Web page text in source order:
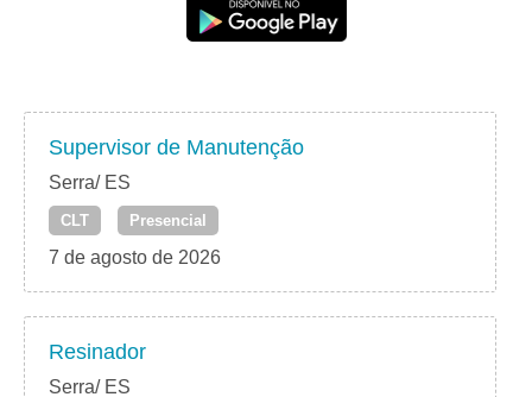
Supervisor de Manutenção
Serra/ ES
CLT Presencial
7 de agosto de 2026
Resinador
Serra/ ES